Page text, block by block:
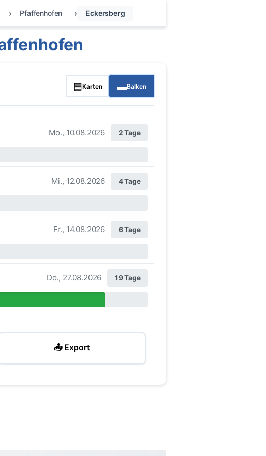
Pfaffenhofen Eckersberg
▤Karten ▬Balken
Mo., 10.08.2026 2 Tage
Mi., 12.08.2026 4 Tage
Fr., 14.08.2026 6 Tage
Do., 27.08.2026 19 Tage
📤 Export